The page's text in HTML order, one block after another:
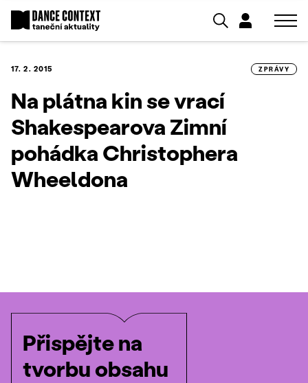
17. 2. 2015 ZPRÁVY
Na plátna kin se vrací
Shakespearova Zimní
pohádka Christophera
Wheeldona
Přispějte na
tvorbu obsahu